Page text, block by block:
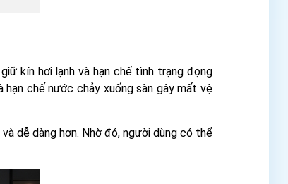
kín hơi lạnh và hạn chế tình trạng đọng
chế nước chảy xuống sàn gây mất vệ
dễ dàng hơn. Nhờ đó, người dùng có thể